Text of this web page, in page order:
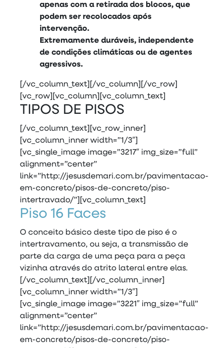
apenas com a retirada dos blocos, que
podem ser recolocados após
intervenção.
Extremamente duráveis, independente
de condições climáticas ou de agentes
agressivos.
[/vc_column_text][/vc_column][/vc_row]
[vc_row][vc_column][vc_column_text]
TIPOS DE PISOS
[/vc_column_text][vc_row_inner]
[vc_column_inner width=”1/3″]
[vc_single_image image=”3217″ img_size=”full”
alignment=”center”
link=”http://jesusdemari.com.br/pavimentacao-
em-concreto/pisos-de-concreto/piso-
intertravado/”][vc_column_text]
Piso 16 Faces
O conceito básico deste tipo de piso é o
intertravamento, ou seja, a transmissão de
parte da carga de uma peça para a peça
vizinha através do atrito lateral entre elas.
[/vc_column_text][/vc_column_inner]
[vc_column_inner width=”1/3″]
[vc_single_image image=”3221″ img_size=”full”
alignment=”center”
link=”http://jesusdemari.com.br/pavimentacao-
em-concreto/pisos-de-concreto/piso-